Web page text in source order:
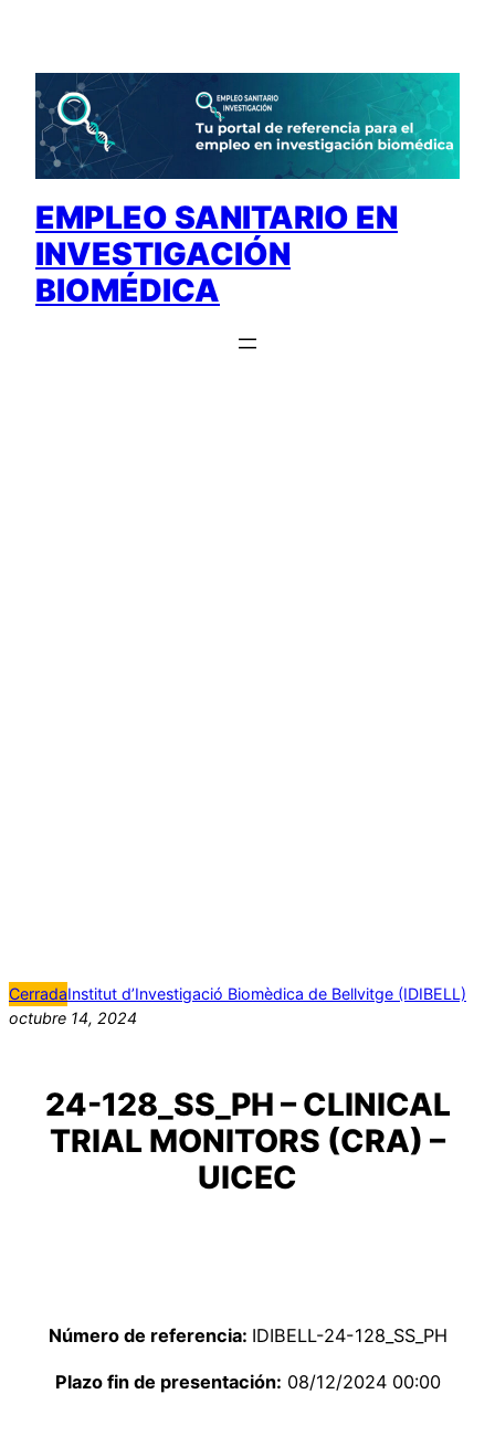
contenido
EMPLEO SANITARIO EN
INVESTIGACIÓN
BIOMÉDICA
CerradaInstitut d’Investigació Biomèdica de Bellvitge (IDIBELL)
octubre 14, 2024
24-128_SS_PH – CLINICAL
TRIAL MONITORS (CRA) –
UICEC
Número de referencia: IDIBELL-24-128_SS_PH
Plazo fin de presentación: 08/12/2024 00:00